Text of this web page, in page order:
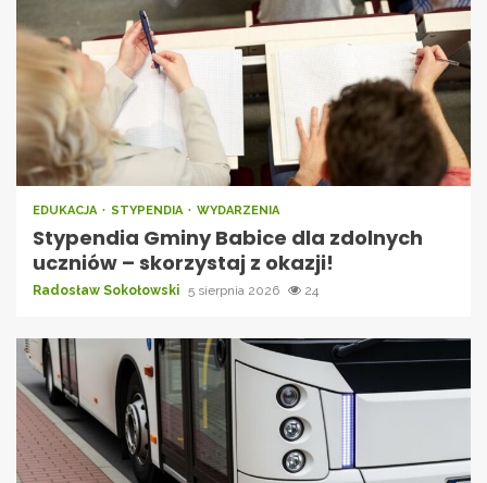
EDUKACJA STYPENDIA WYDARZENIA
Stypendia Gminy Babice dla zdolnych
uczniów – skorzystaj z okazji!
Radosław Sokołowski 5 sierpnia 2026 24